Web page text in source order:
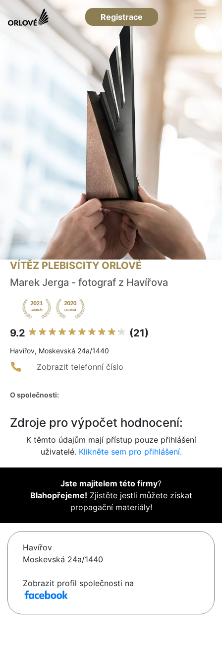
Registrace
VÍTĚZ PLEBISCITY ORLOVÉ
Marek Jerga - fotograf z Havířova
9.2 (21)
Havířov, Moskevská 24a/1440
Zobrazit telefonní číslo
O společnosti:
Zdroje pro výpočet hodnocení:
K těmto údajům mají přístup pouze přihlášení
uživatelé. Klikněte sem pro přihlášení.
Jste majitelem této firmy?
Blahopřejeme! Zjistěte jestli můžete získat
propagační materiály!
Havířov
Moskevská 24a/1440
Zobrazit profil společnosti na